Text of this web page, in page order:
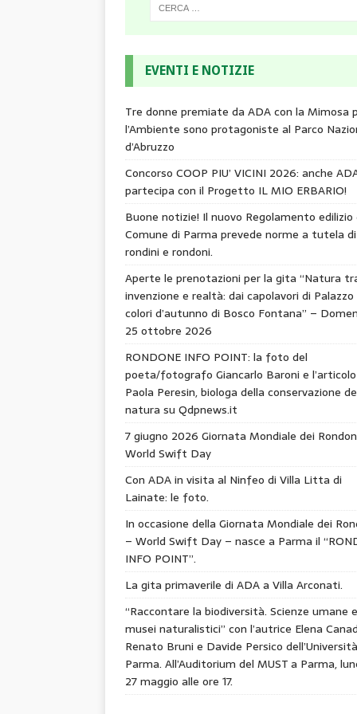
EVENTI E NOTIZIE
Tre donne premiate da ADA con la Mimosa
l’Ambiente sono protagoniste al Parco
d’Abruzzo
Concorso COOP PIU’ VICINI 2026: anche
partecipa con il Progetto IL MIO ERBARIO!
Buone notizie! Il nuovo Regolamento edilizio
Comune di Parma prevede norme a tutela di
rondini e rondoni.
Aperte le prenotazioni per la gita “Natura
invenzione e realtà: dai capolavori di Palazzo
colori d’autunno di Bosco Fontana” –
25 ottobre 2026
RONDONE INFO POINT: la foto del
poeta/fotografo Giancarlo Baroni e
Paola Peresin, biologa della conservazione
natura su Qdpnews.it
7 giugno 2026 Giornata Mondiale dei
World Swift Day
Con ADA in visita al Ninfeo di Villa Litta di
Lainate: le foto.
In occasione della Giornata Mondiale dei
– World Swift Day – nasce a Parma il
INFO POINT”.
La gita primaverile di ADA a Villa Arconati.
“Raccontare la biodiversità. Scienze umane e
musei naturalistici” con l’autrice Elena
Renato Bruni e Davide Persico
Parma. All’Auditorium del MUST a Parma,
27 maggio alle ore 17.